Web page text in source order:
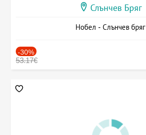
Слънчев Бряг
Нобел - Слънчев бряг
-30%
53.17€